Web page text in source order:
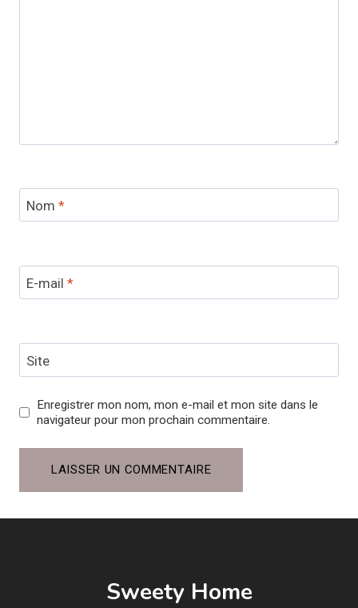
Nom *
E-mail *
Site
Enregistrer mon nom, mon e-mail et mon site dans le
navigateur pour mon prochain commentaire.
Sweety Home